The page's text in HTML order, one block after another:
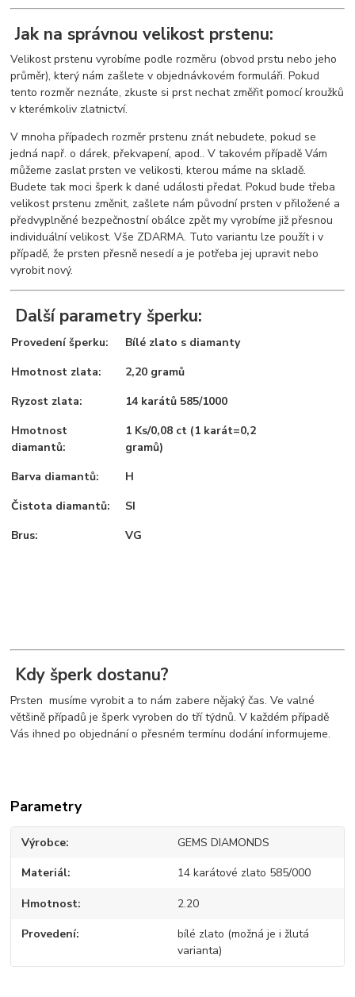
Jak na správnou velikost prstenu:
Velikost prstenu vyrobíme podle rozměru (obvod prstu nebo jeho
průměr), který nám zašlete v objednávkovém formuláři. Pokud
tento rozměr neznáte, zkuste si prst nechat změřit pomocí kroužků
v kterémkoliv zlatnictví.
V mnoha případech rozměr prstenu znát nebudete, pokud se
jedná např. o dárek, překvapení, apod.. V takovém případě Vám
můžeme zaslat prsten ve velikosti, kterou máme na skladě.
Budete tak moci šperk k dané události předat. Pokud bude třeba
velikost prstenu změnit, zašlete nám původní prsten v přiložené a
předvyplněné bezpečnostní obálce zpět my vyrobíme již přesnou
individuální velikost. Vše ZDARMA. Tuto variantu lze použít i v
případě, že prsten přesně nesedí a je potřeba jej upravit nebo
vyrobit nový.
Další parametry šperku:
Provedení šperku:
Bílé zlato s diamanty
Hmotnost zlata:
2,20 gramů
Ryzost zlata:
14 karátů 585/1000
Hmotnost
diamantů:
1 Ks/0,08 ct (1 karát=0,2
gramů)
Barva diamantů:
H
Čistota diamantů:
SI
Brus:
VG
Kdy šperk dostanu?
Prsten musíme vyrobit a to nám zabere nějaký čas. Ve valné
většině případů je šperk vyroben do tří týdnů. V každém případě
Vás ihned po objednání o přesném termínu dodání informujeme.
Parametry
Výrobce GEMS DIAMONDS
Materiál 14 karátové zlato 585/000
Hmotnost 2.20
Provedení
bílé zlato (možná je i žlutá
varianta)